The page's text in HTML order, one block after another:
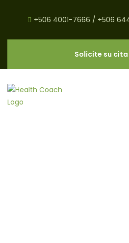
+506 4001-7666 / +506
Solicite su